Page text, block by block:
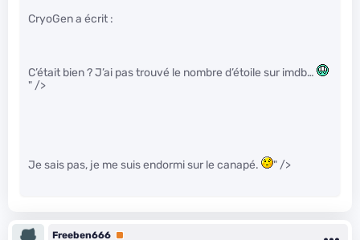
CryoGen a écrit :
C’était bien ? J’ai pas trouvé le nombre d’étoile sur imdb…
" />
Je sais pas, je me suis endormi sur le canapé. " />
Freeben666 Premium